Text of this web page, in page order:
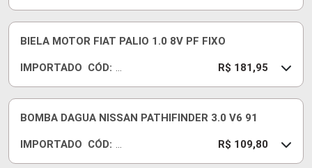
3
R
BIELA MOTOR FIAT PALIO 1.0 8V PF FIXO
IMPORTADO CÓD: FI
T
10
R$ 181,95
BOMBA DAGUA NISSAN PATHIFINDER 3.0 V6 91
IMPORTADO CÓD: U
R$ 109,80